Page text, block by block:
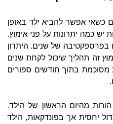
כשאי אפשר להביא ילד באופן
יש כמה יתרונות על פני אימוץ,
בפרספקטיבה של שנים. היתרון
זה תהליך שיכול לקחת שנים
מסוכמת בתוך חודשים ספורים
.
מהיום הראשון של הילד.
יחסית אך בפונדקאות, הילד